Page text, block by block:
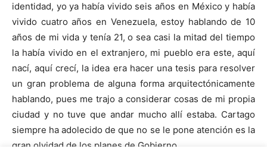
identidad, yo ya había vivido seis años en México y había
vivido cuatro años en Venezuela, estoy hablando de 10
años de mi vida y tenía 21, o sea casi la mitad del tiempo
la había vivido en el extranjero, mi pueblo era este, aquí
nací, aquí crecí, la idea era hacer una tesis para resolver
un gran problema de alguna forma arquitectónicamente
hablando, pues me trajo a considerar cosas de mi propia
ciudad y no tuve que andar mucho allí estaba. Cartago
siempre ha adolecido de que no se le pone atención es la
gran olvidad de los planes de Gobierno.